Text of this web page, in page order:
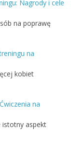
Nagrody i cele
na poprawę
na
kobiet
na
istotny aspekt